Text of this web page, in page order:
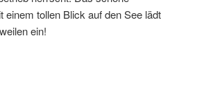
einem tollen Blick auf den See lädt
ein!